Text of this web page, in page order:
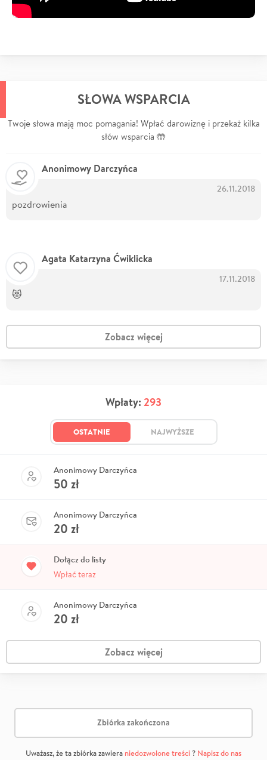
SŁOWA WSPARCIA
Twoje słowa mają moc pomagania! Wpłać darowiznę i przekaż kilka
słów wsparcia 🤲
Anonimowy Darczyńca
26.11.2018
pozdrowienia
Agata Katarzyna Ćwiklicka
17.11.2018
😻
Zobacz więcej
Wpłaty: 293
OSTATNIE NAJWYŻSZE
Anonimowy Darczyńca
50 zł
Anonimowy Darczyńca
20 zł
Dołącz do listy
Wpłać teraz
Anonimowy Darczyńca
20 zł
Zobacz więcej
Zbiórka zakończona
Uważasz, że ta zbiórka zawiera niedozwolone treści? Napisz do nas